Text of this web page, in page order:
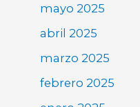
mayo 2025
abril 2025
marzo 2025
febrero 2025